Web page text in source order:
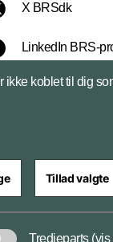
X BRSdk
LinkedIn BRS-
YouTube
koblet til dig
Tillad valgte
Tredjeparts (vis